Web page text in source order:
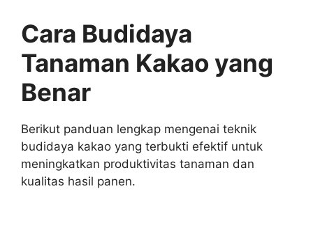
Cara Budidaya
Tanaman Kakaoyang
Benar
Berikut panduan lengkap mengenai teknik
budidaya kakao yang terbukti efektif untuk
meningkatkan produktivitas tanaman dan
kualitas hasil panen.